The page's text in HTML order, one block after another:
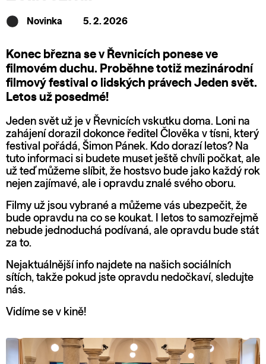
Novinka 5. 2. 2026
Konec března se v Řevnicích ponese ve
filmovém duchu. Proběhne totiž mezinárodní
filmový festival o lidských právech Jeden svět.
Letos už posedmé!
Jeden svět už je v Řevnicích vskutku doma. Loni na
zahájení dorazil dokonce ředitel Člověka v tísni, který
festival pořádá, Šimon Pánek. Kdo dorazí letos? Na
tuto informaci si budete muset ještě chvíli počkat, ale
už teď můžeme slíbit, že hostsvo bude jako každý rok
nejen zajímavé, ale i opravdu znalé svého oboru.
Filmy už jsou vybrané a můžeme vás ubezpečit, že
bude opravdu na co se koukat. I letos to samozřejmě
nebude jednoduchá podívaná, ale opravdu bude stát
za to.
Nejaktuálnější info najdete na našich sociálních
sítích, takže pokud jste opravdu nedočkaví, sledujte
nás.
Vidíme se v kině!